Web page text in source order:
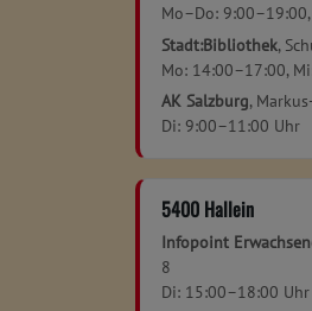
Mo–Do:
Stadt:Bibliothek,
Mo: 14:00–17:00,
AK Salzburg,
Di: 9:00–11:00 Uhr
5400 Hallein
Infopoint
8
Di: 15:00–18:00 Uhr